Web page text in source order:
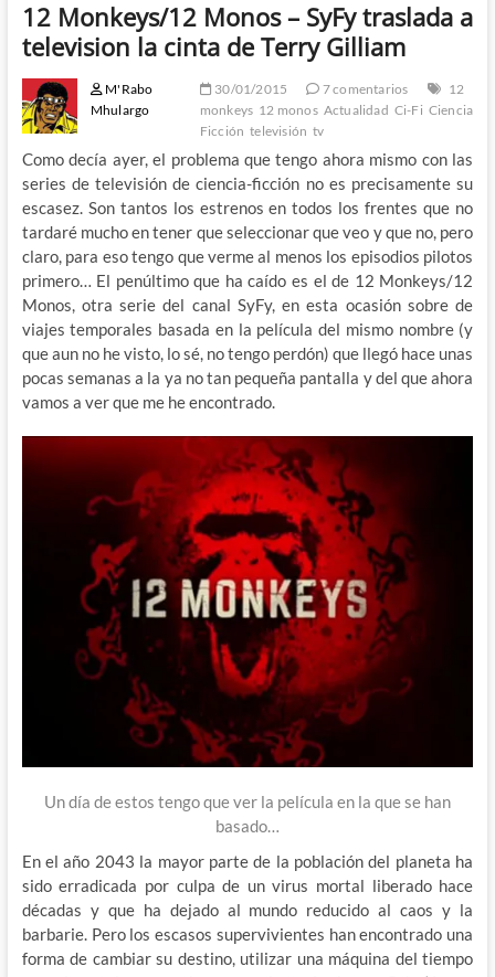
12 Monkeys/12 Monos – SyFy traslada a
television la cinta de Terry Gilliam
M'Rabo
Mhulargo
30/01/2015 7 comentarios
12
monkeys 12 monos Actualidad Ci-Fi Ciencia
Ficción televisión tv
Como decía ayer, el problema que tengo ahora mismo con las
series de televisión de ciencia-ficción no es precisamente su
escasez. Son tantos los estrenos en todos los frentes que no
tardaré mucho en tener que seleccionar que veo y que no, pero
claro, para eso tengo que verme al menos los episodios pilotos
primero… El penúltimo que ha caído es el de 12 Monkeys/12
Monos, otra serie del canal SyFy, en esta ocasión sobre de
viajes temporales basada en la película del mismo nombre (y
que aun no he visto, lo sé, no tengo perdón) que llegó hace unas
pocas semanas a la ya no tan pequeña pantalla y del que ahora
vamos a ver que me he encontrado.
Un día de estos tengo que ver la película en la que se han
basado…
En el año 2043 la mayor parte de la población del planeta ha
sido erradicada por culpa de un virus mortal liberado hace
décadas y que ha dejado al mundo reducido al caos y la
barbarie. Pero los escasos supervivientes han encontrado una
forma de cambiar su destino, utilizar una máquina del tiempo